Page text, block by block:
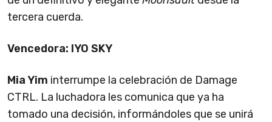
tercera cuerda.
Vencedora: IYO SKY
Mia Yim interrumpe la celebración de Damage
CTRL. La luchadora les comunica que ya ha
tomado una decisión, informándoles que se unirá